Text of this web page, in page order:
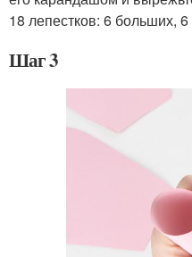
18 лепестков: 6 больших,
Шаг 3